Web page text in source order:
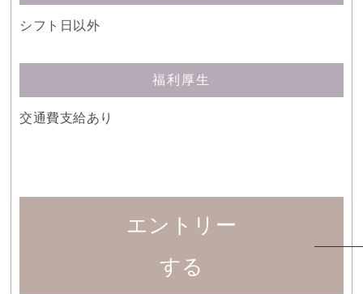
シフト日以外
福利厚生
交通費支給あり
エントリー
する